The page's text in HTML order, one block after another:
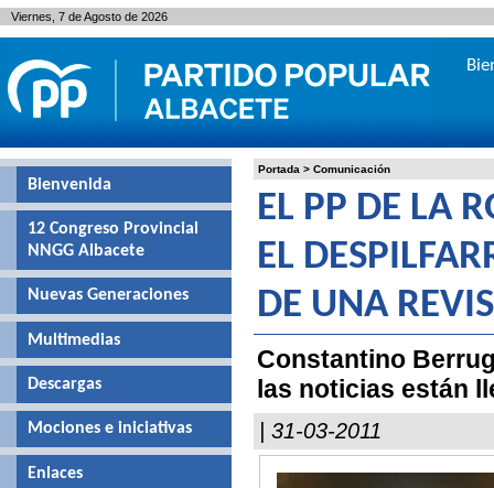
Portada > Comunicación
EL PP DE LA
EL
DE UNA
Constantino
las noticias están
| 31-03-2011
Bienvenida
12 Congreso Provincial
NNGG Albacete
Nuevas Generaciones
Multimedias
Descargas
Mociones e iniciativas
Enlaces
Viernes, 7 de Agosto de 2026